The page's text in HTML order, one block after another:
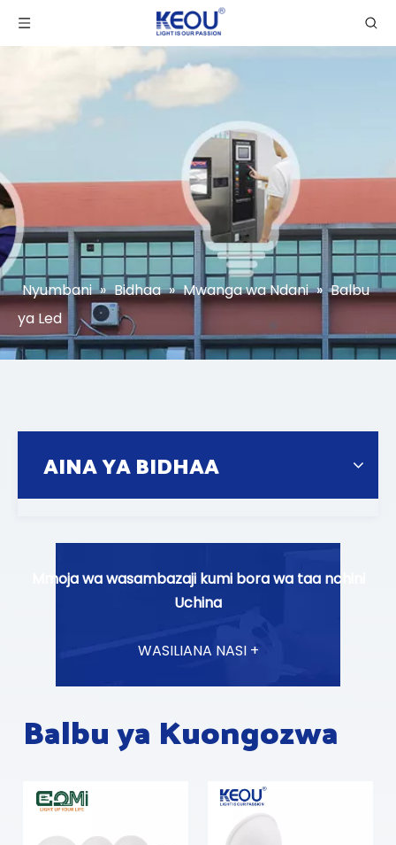
Nyumbani » Bidhaa » Mwanga wa Ndani » Balbu
ya Led
AINA YA BIDHAA
Mmoja wa wasambazaji kumi bora wa taa nchini
Uchina
WASILIANA NASI +
Balbu ya Kuongozwa